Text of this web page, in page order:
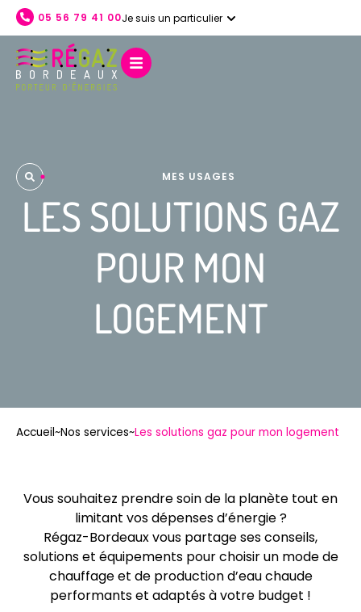
05 56 79 41 00Je suis un particulier
NOS SERVICES
L'ENTREPRISE
NOS ÉNERGIES
AIDE ET CONTACT
MES USAGES
LES SOLUTIONS GAZ
POUR MON
LOGEMENT
Accueil~Nos services~Les solutions gaz pour mon logement
Vous souhaitez prendre soin de la planète tout en
limitant vos dépenses d’énergie ?
Régaz-Bordeaux vous partage ses conseils,
solutions et équipements pour choisir un mode de
chauffage et de production d’eau chaude
performants et adaptés à votre budget !